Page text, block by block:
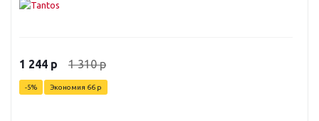
1 244 р 1 310р
-5% Экономия 66 р